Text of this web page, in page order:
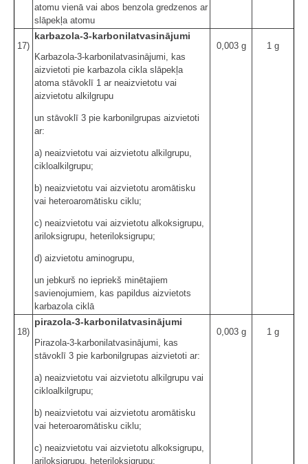
atomu vienā vai abos benzola gredzenos ar
slāpekļa atomu
17)
karbazola-3-karbonilatvasinājumi
Karbazola-3-karbonilatvasinājumi, kas
aizvietoti pie karbazola cikla slāpekļa
atoma stāvoklī 1 ar neaizvietotu vai
aizvietotu alkilgrupu
un stāvoklī 3 pie karbonilgrupas aizvietoti
ar:
a) neaizvietotu vai aizvietotu alkilgrupu,
cikloalkilgrupu;
b) neaizvietotu vai aizvietotu aromātisku
vai heteroaromātisku ciklu;
c) neaizvietotu vai aizvietotu alkoksigrupu,
ariloksigrupu, heteriloksigrupu;
d) aizvietotu aminogrupu,
un jebkurš no iepriekš minētajiem
savienojumiem, kas papildus aizvietots
karbazola ciklā
0,003 g 1 g
18)
pirazola-3-karbonilatvasinājumi
Pirazola-3-karbonilatvasinājumi, kas
stāvoklī 3 pie karbonilgrupas aizvietoti ar:
a) neaizvietotu vai aizvietotu alkilgrupu vai
cikloalkilgrupu;
b) neaizvietotu vai aizvietotu aromātisku
vai heteroaromātisku ciklu;
c) neaizvietotu vai aizvietotu alkoksigrupu,
ariloksigrupu, heteriloksigrupu;
0,003 g 1 g